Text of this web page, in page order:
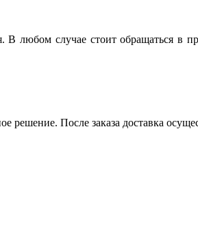
любом случае стоит обращаться в
решение. После заказа доставка